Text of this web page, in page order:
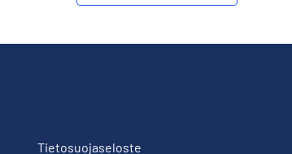
Tietosuojaseloste